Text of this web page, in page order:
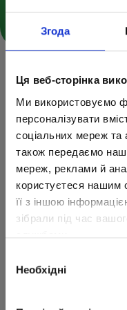
Згода
Ця веб-сторінка
Ми використовуємо
персоналізувати
соціальних мереж та
також передаємо
мереж, реклами й
користуєтеся нашим
її з іншою
зібрали під час
службами.
згоди
Необхідні
Доступ к
Наши
Дошкольники
личности, такие
ответственность и
Методика обучения
образовательными